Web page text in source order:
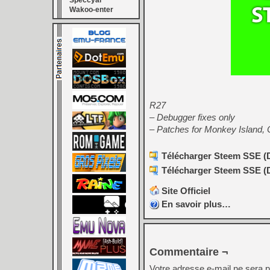
Wakoo-enter
R27
– Debugger fixes only
– Patches for Monkey Island,
Télécharger Steem SSE
Télécharger Steem SSE
Site Officiel
En savoir plus…
Commentaire ¬